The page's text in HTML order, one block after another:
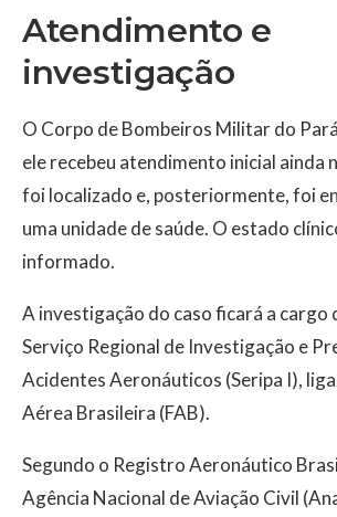
Atendimento e
investigação
O Corpo de Bombeiros Militar do
ele recebeu atendimento inicial ainda
foi localizado e, posteriormente, foi
uma unidade de saúde. O estado
informado.
A investigação do caso ficará a cargo
Serviço Regional de Investigação e
Acidentes Aeronáuticos (Seripa I),
Aérea Brasileira (FAB).
Segundo o Registro Aeronáutico
Agência Nacional de Aviação Civil